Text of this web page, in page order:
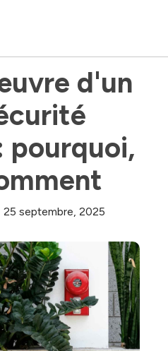
d'un
pourquoi,
25 septembre, 2025